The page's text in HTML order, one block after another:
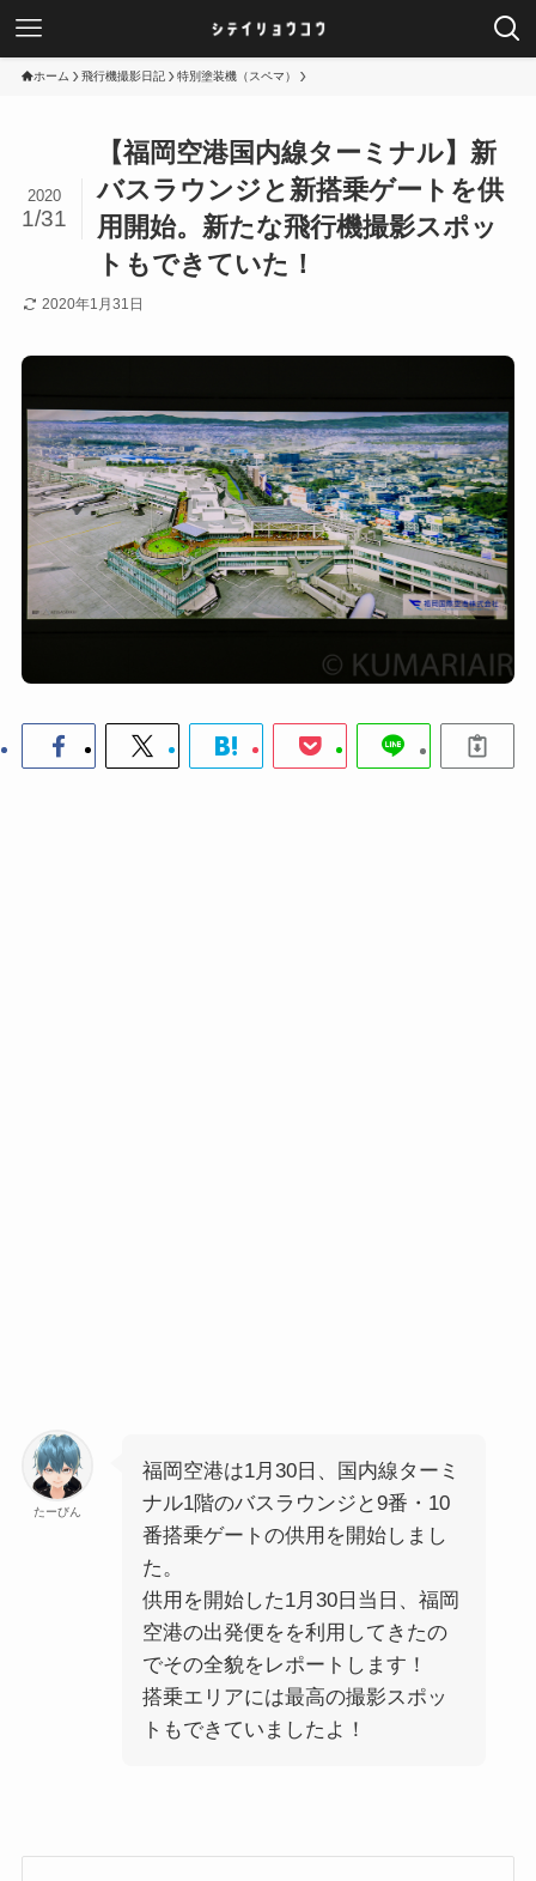
ホーム 飛行機撮影日記 特別塗装機（スペマ）
【福岡空港国内線ターミナル】新
バスラウンジと新搭乗ゲートを供
用開始。新たな飛行機撮影スポッ
トもできていた！
2020
1/31
2020年1月31日
たーびん
福岡空港は1月30日、国内線ターミ
ナル1階のバスラウンジと9番・10
番搭乗ゲートの供用を開始しまし
た。
供用を開始した1月30日当日、福岡
空港の出発便をを利用してきたの
でその全貌をレポートします！
搭乗エリアには最高の撮影スポッ
トもできていましたよ！